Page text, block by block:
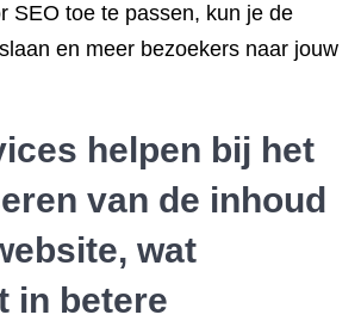
SEO toe te passen, kun je de
en meer bezoekers naar jouw
helpen bij het
van de inhoud
wat
in betere